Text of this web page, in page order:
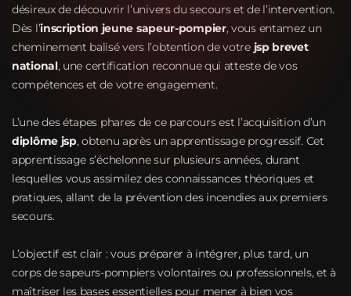
désireux de découvrir l’univers du secours et de l’intervention.
Dès l’inscription jeune sapeur-pompier, vous entamez un
cheminement balisé vers l’obtention de votre jsp brevet
national, une certification reconnue qui atteste de vos
compétences et de votre engagement.
L’une des étapes phares de ce parcours est l’acquisition d’un
diplôme jsp, obtenu après un apprentissage progressif. Cet
apprentissage s’échelonne sur plusieurs années, durant
lesquelles vous assimilez des connaissances théoriques et
pratiques, allant de la prévention des incendies aux premiers
secours.
L’objectif est clair : vous préparer à intégrer, plus tard, un
corps de sapeurs-pompiers volontaires ou professionnels, et à
maîtriser les bases essentielles pour mener à bien vos